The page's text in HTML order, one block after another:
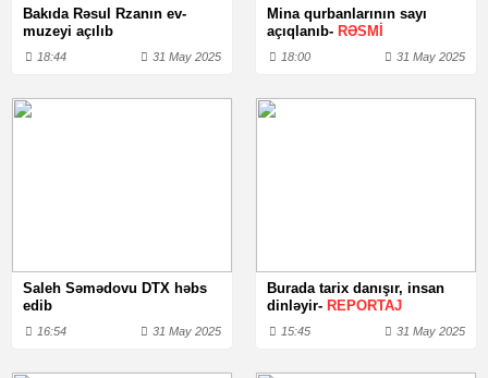
Bakıda Rəsul Rzanın ev-
muzeyi açılıb
18:44 31 May 2025
Mina qurbanlarının sayı
açıqlanıb- RƏSMİ
18:00 31 May 2025
Saleh Səmədovu DTX həbs
edib
16:54 31 May 2025
Burada tarix danışır, insan
dinləyir- REPORTAJ
15:45 31 May 2025